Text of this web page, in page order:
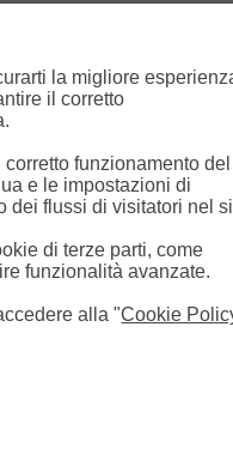
la migliore
il corretto
funzionamento del
e le impostazioni di
dei flussi di visitatori nel
di terze parti, come
funzionalità avanzate.
alla "Cookie